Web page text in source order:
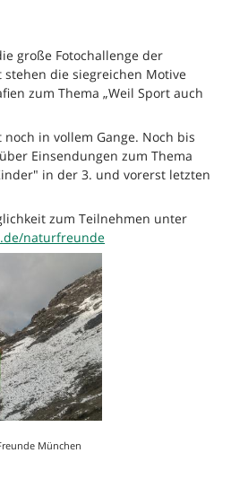
große Fotochallenge der
die siegreichen Motive
zum Thema „Weil Sport auch
in vollem Gange. Noch bis
Einsendungen zum Thema
in der 3. und vorerst letzten
zum Teilnehmen unter
naturfreunde
München